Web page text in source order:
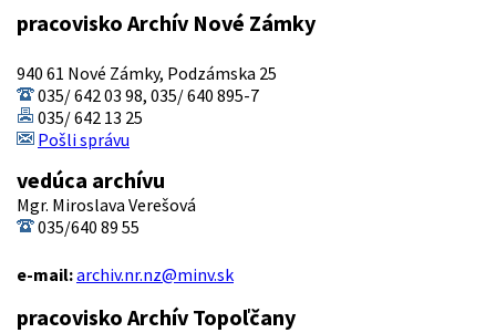
pracovisko Archív Nové Zámky
940 61 Nové Zámky, Podzámska 25
035/ 642 03 98, 035/ 640 895-7
035/ 642 13 25
Pošli správu
vedúca archívu
Mgr. Miroslava Verešová
035/640 89 55
e-mail:archiv.nr.nz@minv.sk
pracovisko Archív Topoľčany